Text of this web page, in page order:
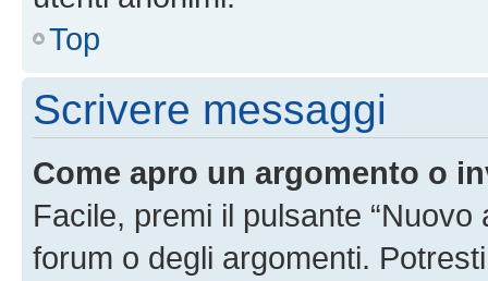
Top
Scrivere messaggi
Come apro un argomento o
Facile, premi il pulsante
forum o degli argomenti.